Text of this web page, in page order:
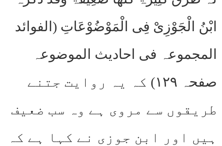
ابْنُ الْجَوْزِیْ فِی الْمَوْضُوْعَاتِ (الفوائد
المجموعہ فی احادیث الموضوعہ
صفحہ ۱۲۹) کہ یہ روایت جتنے
طریقوں سے مروی ہے وہ سب ضعیف
ہیں اور ابن جوزی نے کہا ہے کہ